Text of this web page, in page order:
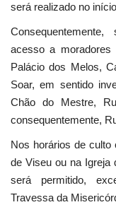
será realizado no
acesso a
Palácio dos Melos,
Soar, em sentido
Chão do Mestre,
consequentemente,
Nos horários de
de Viseu ou na Igreja
será permitido,
Travessa da